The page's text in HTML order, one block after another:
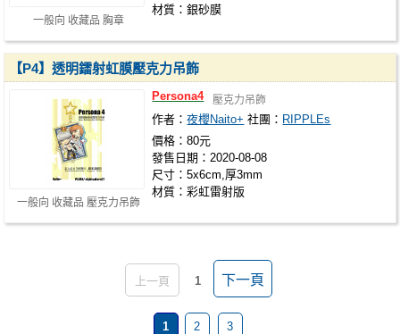
一般向 收藏品 胸章
材質：銀砂膜
一般向 收藏品 壓克力吊飾
【P4】透明鐳射虹膜壓克力吊飾
Persona4 壓克力吊飾
作者：夜櫻Naito+ 社團： RIPPLEs
價格：80元
發售日期：2020-08-08
尺寸：5x6cm,厚3mm
材質：彩虹雷射版
上一頁 1 下一頁
1 2 3